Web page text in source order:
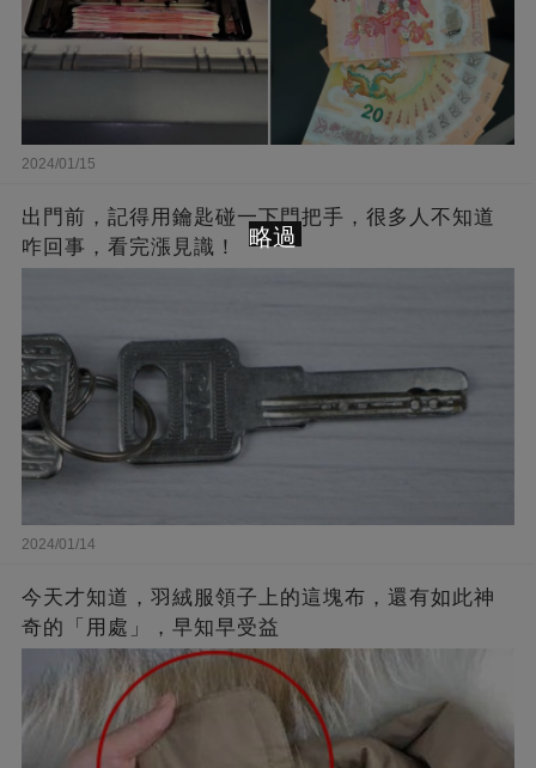
2024/01/15
出門前，記得用鑰匙碰一下門把手，很多人不知道
咋回事，看完漲見識！
2024/01/14
今天才知道，羽絨服領子上的這塊布，還有如此神
奇的「用處」，早知早受益
略過